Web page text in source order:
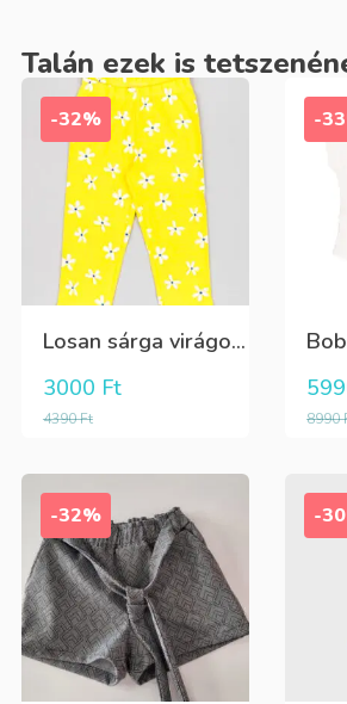
Talán ezek is
-32%
Losan sárga virágos 3/4-es leggings
4390Ft
3000 Ft
-
8990
-32% -